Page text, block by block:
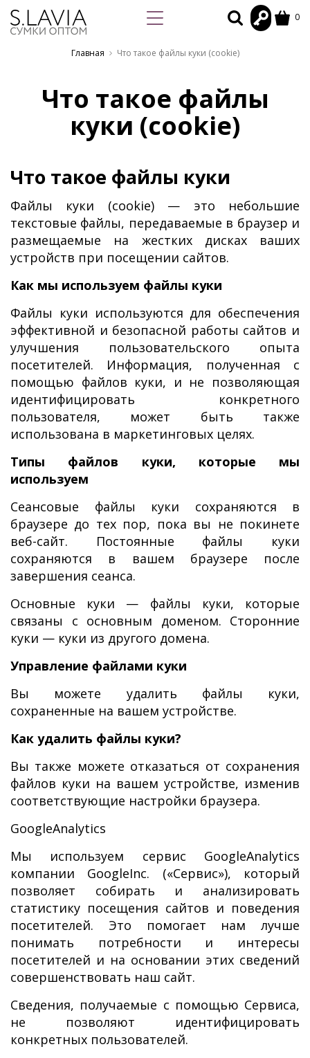
0
Главная Что такое файлы куки (cookie)
Что такое файлы
куки (cookie)
Что такое файлы куки
Файлы куки (cookie) — это небольшие
текстовые файлы, передаваемые в браузер и
размещаемые на жестких дисках ваших
устройств при посещении сайтов.
Как мы используем файлы куки
Файлы куки используются для обеспечения
эффективной и безопасной работы сайтов и
улучшения пользовательского опыта
посетителей. Информация, полученная с
помощью файлов куки, и не позволяющая
идентифицировать конкретного
пользователя, может быть также
использована в маркетинговых целях.
Типы файлов куки, которые мы
используем
Сеансовые файлы куки сохраняются в
браузере до тех пор, пока вы не покинете
веб-сайт. Постоянные файлы куки
сохраняются в вашем браузере после
завершения сеанса.
Основные куки — файлы куки, которые
связаны с основным доменом. Сторонние
куки — куки из другого домена.
Управление файлами куки
Вы можете удалить файлы куки,
сохраненные на вашем устройстве.
Как удалить файлы куки?
Вы также можете отказаться от сохранения
файлов куки на вашем устройстве, изменив
соответствующие настройки браузера.
GoogleAnalytics
Мы используем сервис GoogleAnalytics
компании GoogleInc. («Сервис»), который
позволяет собирать и анализировать
статистику посещения сайтов и поведения
посетителей. Это помогает нам лучше
понимать потребности и интересы
посетителей и на основании этих сведений
совершенствовать наш сайт.
Сведения, получаемые с помощью Сервиса,
не позволяют идентифицировать
конкретных пользователей.